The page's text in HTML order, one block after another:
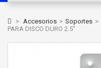
> Accesorios > Soportes >
PARA DISCO DURO 2.5"